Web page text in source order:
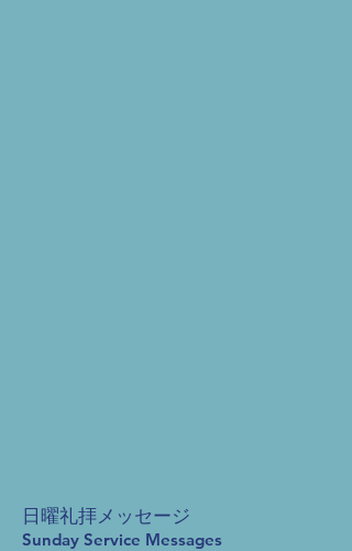
日曜礼拝メッセージ
Sunday Service Messages